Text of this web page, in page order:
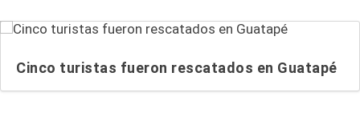
Cinco turistas fueron rescatados en Guatapé